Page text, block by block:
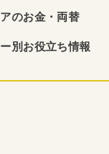
のお金・両替
別お役立ち情報